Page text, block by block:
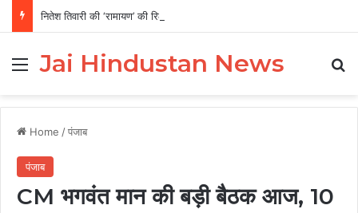
Menu
Jai Hindustan News
Home /पंजाब
पंजाब
CM भगवंत मान की बड़ी बैठक आज, 10